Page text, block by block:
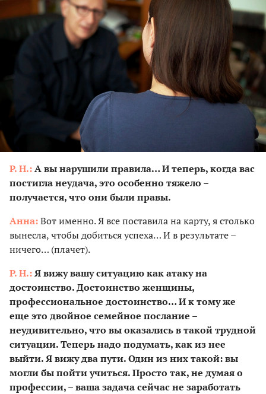
Р. Н.:А вы нарушили правила… И теперь, когда вас
постигла неудача, это особенно тяжело –
получается, что они были правы.
Анна:Вот именно. Я все поставила на карту, я столько
вынесла, чтобы добиться успеха… И в результате –
ничего… (плачет).
Р. Н.:Я вижу вашу ситуацию как атаку на
достоинство. Достоинство женщины,
профессиональное достоинство… И к тому же
еще это двойное семейное послание –
неудивительно, что вы оказались в такой трудной
ситуации. Теперь надо подумать, как из нее
выйти. Я вижу два пути. Один из них такой: вы
могли бы пойти учиться. Просто так, не думая о
профессии, – ваша задача сейчас не заработать